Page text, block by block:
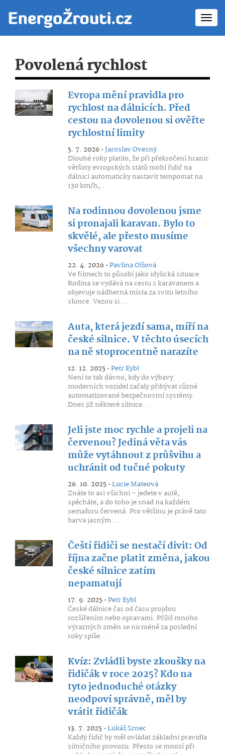
Povolená rychlost
Evropa mění pravidla pro
rychlost na dálnicích. Před
cestou na dovolenou si ověřte
rychlostní limity
5. 7. 2026 •Jaroslav Ovesný
Dlouhé roky platilo, že při překročení hranic
většiny evropských států mohl řidič na
dálnici automaticky nastavit tempomat na
130 km/h,...
Na rodinnou dovolenou jsme
si pronajali karavan. Bylo to
skvělé, ale přesto musíme
všechny varovat
22. 4. 2026 •Pavlína Olšová
Ve filmech to působí jako idylická situace.
Rodina se vydává na cestu s karavanem a
objevuje nádherná místa za svitu letního
slunce. Vezou si...
Auta, která jezdí sama, míří na
české silnice. V těchto úsecích
na ně stoprocentně narazíte
12. 12. 2025 •Petr Eybl
Není to tak dávno, kdy do výbavy
moderních vozidel začaly přibývat různé
automatizované bezpečnostní systémy.
Dnes již některé silnice...
Jeli jste moc rychle a projeli na
červenou? Jediná věta vás
může vytáhnout z průšvihu a
uchránit od tučné pokuty
26. 10. 2025 •Lucie Mateová
Znáte to asi všichni – jedete v autě,
spěcháte, a do toho je snad na každém
semaforu červená. Pro většinu je právě tato
barva jasným...
Čeští řidiči se nestačí divit: Od
října začne platit změna, jakou
české silnice zatím
nepamatují
17. 9. 2025 •Petr Eybl
České dálnice čas od času projdou
rozšířením nebo opravami. Příliš mnoho
výrazných změn se nicméně za poslední
roky spíše...
Kvíz: Zvládli byste zkoušky na
řidičák v roce 2025? Kdo na
tyto jednoduché otázky
neodpoví správně, měl by
vrátit řidičák
13. 7. 2025 •Lukáš Srnec
Každý řidič by měl ovládat základní pravidla
silničního provozu. Přesto se mnozí při